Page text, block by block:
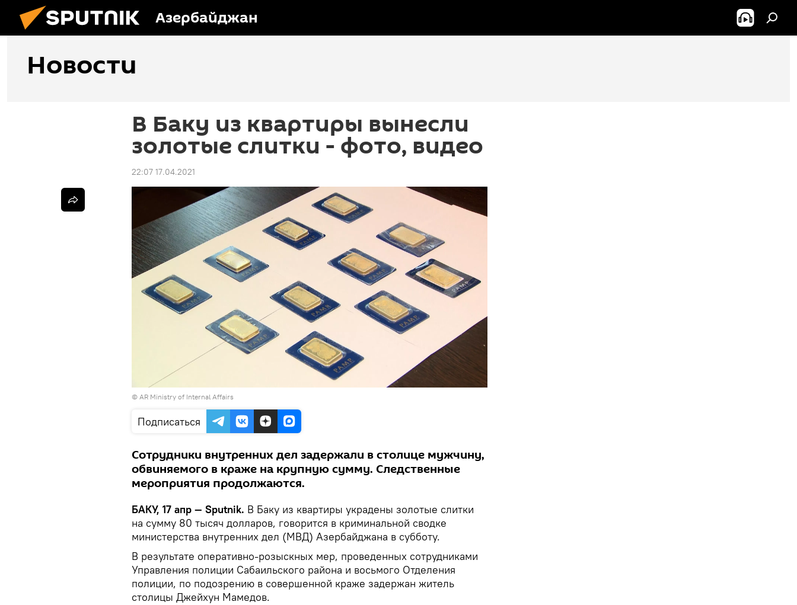
Азербайджан
Новости
В Баку из квартиры вынесли
золотые слитки - фото, видео
22:07 17.04.2021
© AR Ministry of Internal Affairs
Подписаться
Сотрудники внутренних дел задержали в столице мужчину,
обвиняемого в краже на крупную сумму. Следственные
мероприятия продолжаются.
БАКУ, 17 апр — Sputnik. В Баку из квартиры украдены золотые слитки
на сумму 80 тысяч долларов, говорится в криминальной сводке
министерства внутренних дел (МВД) Азербайджана в субботу.
В результате оперативно-розыскных мер, проведенных сотрудниками
Управления полиции Сабаильского района и восьмого Отделения
полиции, по подозрению в совершенной краже задержан житель
столицы Джейхун Мамедов.